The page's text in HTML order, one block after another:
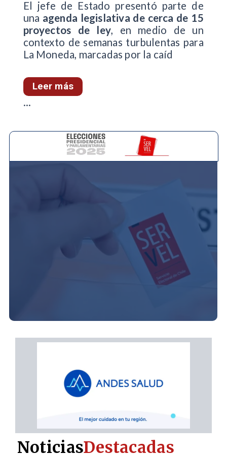
El jefe de Estado presentó parte de
una agenda legislativa de cerca de 15
proyectos de ley, en medio de un
contexto de semanas turbulentas para
La Moneda, marcadas por la caíd
Leer más
...
NoticiasDestacadas